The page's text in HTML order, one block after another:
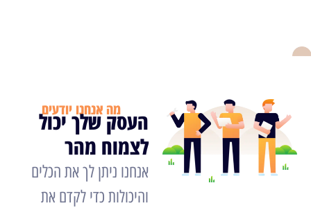
מה אנחנו יודעים
העסק שלך יכול
לצמוח מהר
אנחנו ניתן לך את הכלים
והיכולות כדי לקדם את